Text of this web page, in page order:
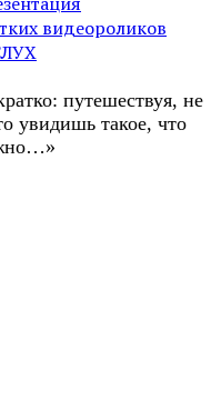
видеороликов
путешествуя, не
увидишь такое, что